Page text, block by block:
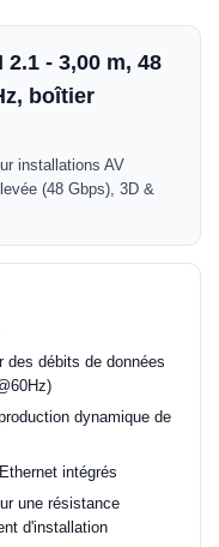
2.1 - 3,00 m, 48
boîtier
installations AV
(48 Gbps), 3D &
des débits de données
dynamique de
intégrés
une résistance
d'installation